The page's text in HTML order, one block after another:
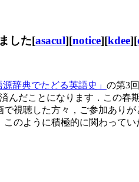
した[asacul][notice][kdee][
源辞典でたどる英語史」 の第3
だことになります．この春
視聴した方々，ご参加あり
のように積極的に関わって